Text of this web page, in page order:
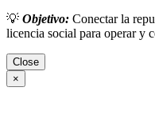
💡 Objetivo: Conectar la
licencia social para operar y
Close
×